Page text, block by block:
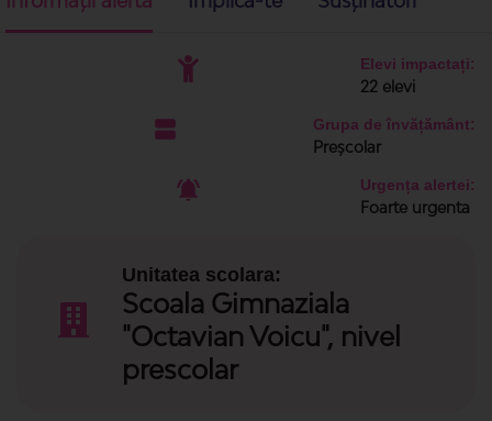
Elevi impactați:
22 elevi
Grupa de învățământ:
Preșcolar
Urgența alertei:
Foarte urgenta
Unitatea scolara:
Scoala Gimnaziala
"Octavian Voicu", nivel
prescolar